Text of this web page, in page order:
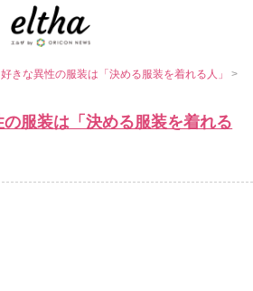
きな異性の服装は「決める服装を着れる人」>
服装は「決める服装を着れる